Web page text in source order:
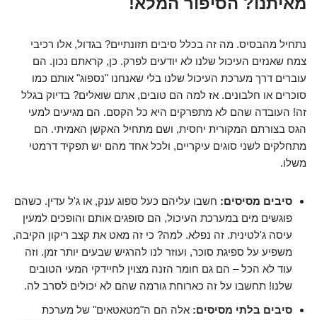
נתחיל מהבסיס. מה זה בכלל סיבים תזונתיים? בגדול, אלו רכיבי
צמח שאנזים העיכול שלנו לא יודעים לפרק. כן, קראתם נכון. הם
עוברים דרך מערכת העיכול שלנו בלי שאנחנו "נספוג" אותם כמו
סוכרים או חלבונים. אז למה הם טובים, אתם שואלים? בדיוק בגלל
זה! העובדה שהם לא מתפרקים היא כל הקסם. הם מגיעים למעי
הגס בצורתם המקורית יחסית, ושם מתחיל האקשן האמיתי. הם
מתחלקים לשני סוגים עיקריים, ולכל אחד מהם יש תפקיד דרמטי
משלו.
סיבים מסיסים: חשבו עליהם כעל ספוג ענק, או ג'ל עדין. כשהם
פוגשים מים במערכת העיכול, הם סופגים אותם והופכים למעין
עיסה ג'לטינית. זה נפלא. למה? כי זה מאט את קצב ריקון הקיבה,
משפיע על ספיגת סוכר, ועוזר לנו להרגיש שבעים יותר זמן. וזה
עוד לא הכל – הם גם חומר הזנה מצוין לחיידקי המעי הטובים
שלנו! תחשבו על זה כארוחת גורמה שהם לא יכולים לסרב לה.
סיבים בלתי מסיסים: אלה הם ה"מטאטאים" של מערכת